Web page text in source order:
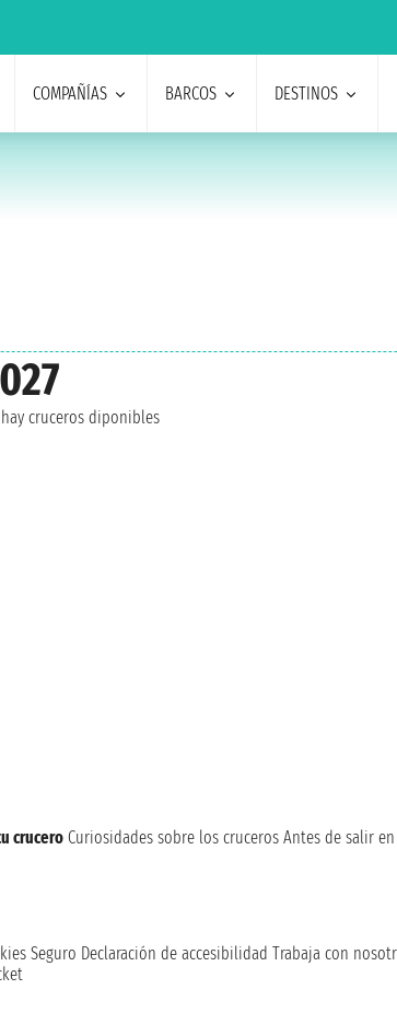
COMPAÑÍAS BARCOS DESTINOS
cruceros diponibles
crucero Curiosidades sobre los cruceros Antes de salir
Seguro Declaración de accesibilidad Trabaja con